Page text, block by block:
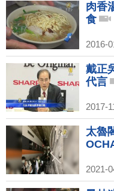
肉香
食
2016-
戴正
代言
2017-
太魯
2021-